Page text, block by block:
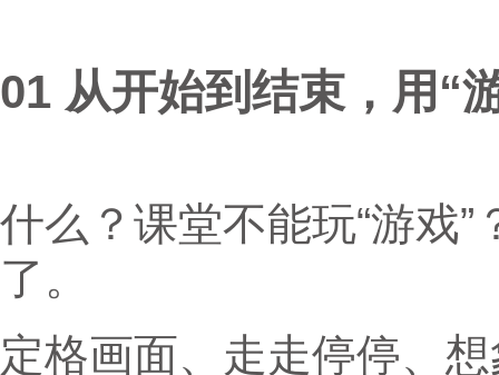
01 从开始到结束，用“
什么？课堂不能玩“游戏
了。
定格画面、走走停停、